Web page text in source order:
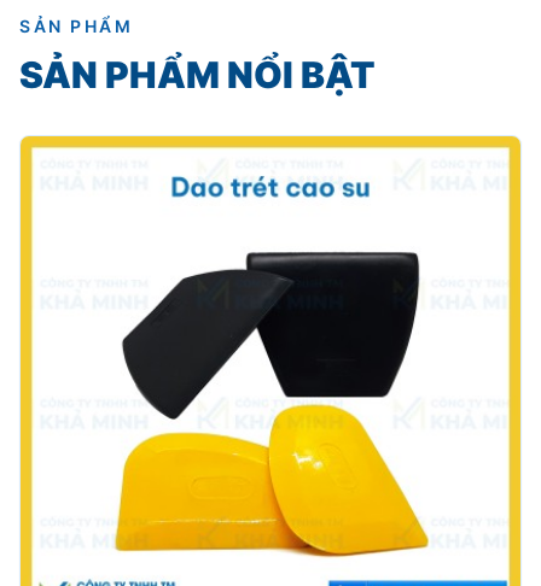
SẢN PHẨM
SẢN PHẨM NỔI BẬT